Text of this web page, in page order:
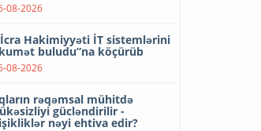
08-2026
İcra Hakimiyyəti İT sistemlərini
buludu”na köçürüb
08-2026
rəqəmsal mühitdə
gücləndirilir -
nəyi ehtiva edir?